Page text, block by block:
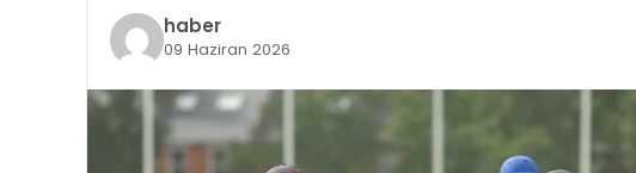
haber
09 Haziran 2026